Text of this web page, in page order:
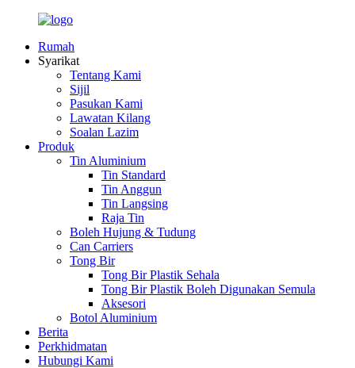
Rumah
Syarikat
Tentang Kami
Sijil
Pasukan Kami
Lawatan Kilang
Soalan Lazim
Produk
Tin Aluminium
Tin Standard
Tin Anggun
Tin Langsing
Raja Tin
Boleh Hujung & Tudung
Can Carriers
Tong Bir
Tong Bir Plastik Sehala
Tong Bir Plastik Boleh Digunakan Semula
Aksesori
Botol Aluminium
Berita
Perkhidmatan
Hubungi Kami